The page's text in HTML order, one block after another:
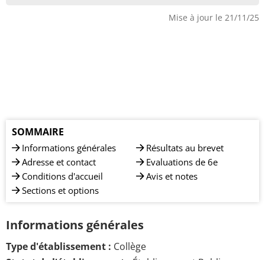
Mise à jour le 21/11/25
SOMMAIRE
Informations générales
Adresse et contact
Conditions d'accueil
Sections et options
Résultats au brevet
Evaluations de 6e
Avis et notes
Informations générales
Type d'établissement : Collège